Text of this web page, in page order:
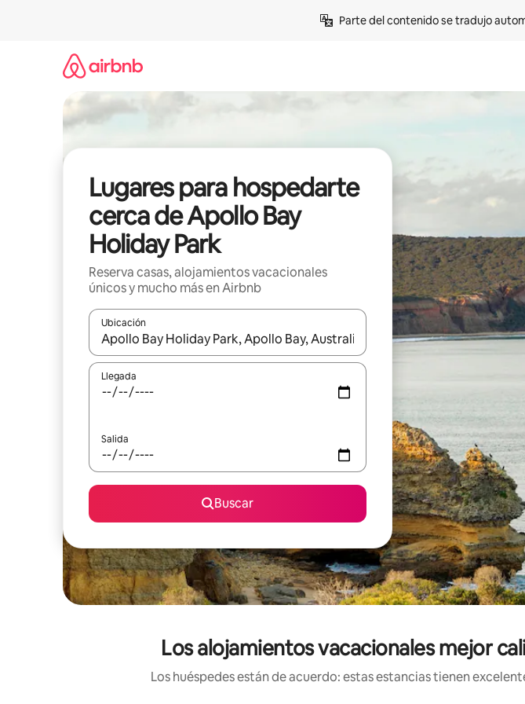
Parte del contenido se tradujo
Lugares para hospedarte
cerca de Apollo Bay
Holiday Park
Reserva casas, alojamientos vacacionales
únicos y mucho más en Airbnb
Ubicación
Cuando los resultados estén disponibles, podrás navegar usando las teclas de las
Llegada
Salida
Buscar
Los alojamientos vacacionales mejor
Los huéspedes están de acuerdo: estas estancias tienen